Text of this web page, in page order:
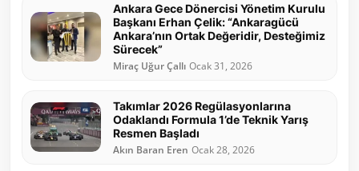
Ankara Gece Dönercisi Yönetim Kurulu
Başkanı Erhan Çelik: “Ankaragücü
Ankara’nın Ortak Değeridir, Desteğimiz
Sürecek”
Miraç Uğur Çallı Ocak 31, 2026
Takımlar 2026 Regülasyonlarına
Odaklandı Formula 1’de Teknik Yarış
Resmen Başladı
Akın Baran Eren Ocak 28, 2026